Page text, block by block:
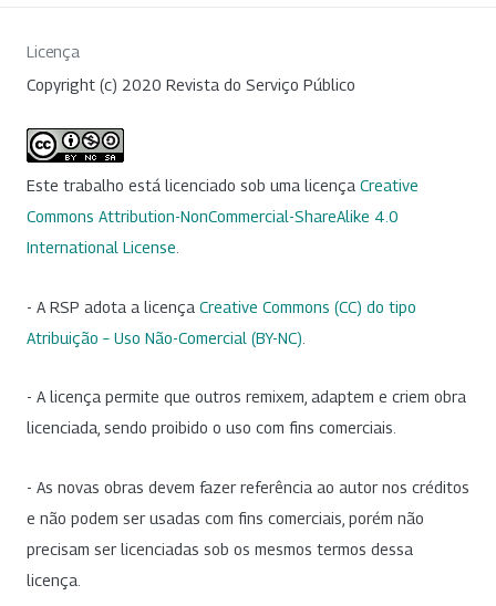
Licença
Copyright (c) 2020 Revista do Serviço Público
Este trabalho está licenciado sob uma licença Creative
Commons Attribution-NonCommercial-ShareAlike 4.0
International License
- A RSP adota a licença Creative Commons (CC) do tipo
Atribuição – Uso Não-Comercial (BY-NC)
- A licença permite que outros remixem, adaptem e criem obra
licenciada, sendo proibido o uso com fins comerciais.
- As novas obras devem fazer referência ao autor nos créditos
e não podem ser usadas com fins comerciais, porém não
precisam ser licenciadas sob os mesmos termos dessa
licença.